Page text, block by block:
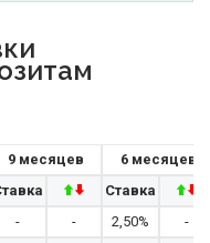
9 месяцев
6 месяцев
Ставка
- - 2,50%
-